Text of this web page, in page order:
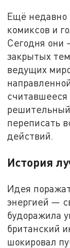
Ещё недавно
комиксов и
Сегодня они
закрытых
ведущих
считавшееся
переписать
действий.
История
Идея
энергией —
будоражила
британский
шокировал